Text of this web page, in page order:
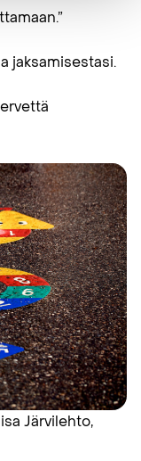
jaksamisestasi.
Järvilehto,